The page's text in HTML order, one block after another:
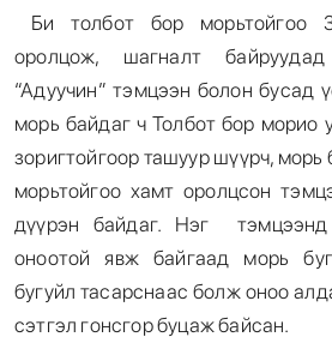
Би толбот бор морьтойгоо
оролцож, шагналт
“Адуучин” тэмцээн болон бусад
морь байдаг ч Толбот бор морио
зоригтойгоор ташуур шүүрч, морь
морьтойгоо хамт оролцсон
дүүрэн байдаг. Нэг
оноотой явж байгаад морь
бугуйл тасарснаас болж оноо
сэтгэл гонсгор буцаж байсан.